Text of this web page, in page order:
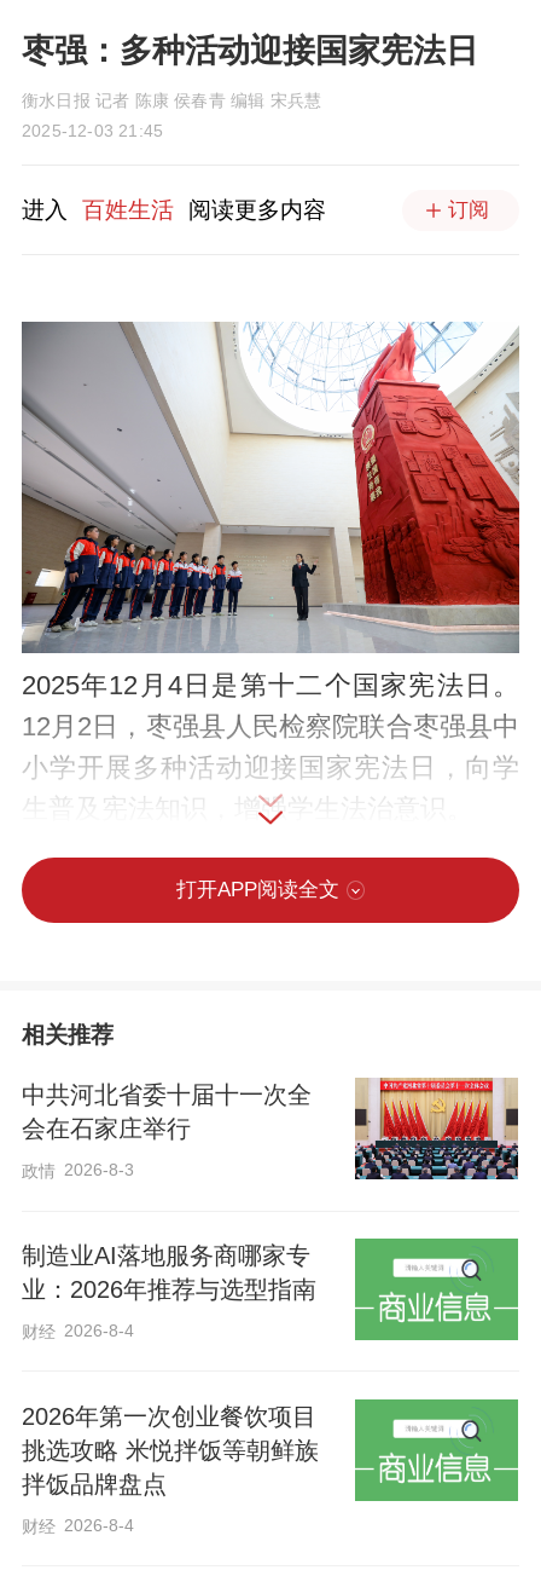
枣强：多种活动迎接国家宪法日
衡水日报 记者 陈康 侯春青 编辑 宋兵慧
2025-12-03 21:45
进入 百姓生活 阅读更多内容 订阅
2025年12月4日是第十二个国家宪法日。
12月2日，枣强县人民检察院联合枣强县中
小学开展多种活动迎接国家宪法日，向学
生普及宪法知识，增强学生法治意识。
打开APP阅读全文
相关推荐
中共河北省委十届十一次全
会在石家庄举行
政情 2026-8-3
制造业AI落地服务商哪家专
业：2026年推荐与选型指南
财经 2026-8-4
2026年第一次创业餐饮项目
挑选攻略 米悦拌饭等朝鲜族
拌饭品牌盘点
财经 2026-8-4